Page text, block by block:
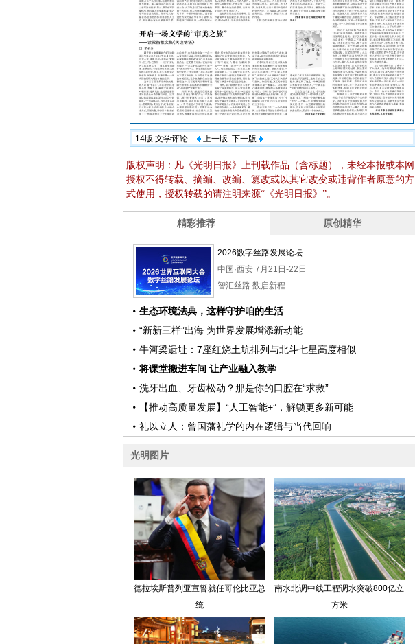
14版:文学评论 上一版 下一版
版权声明：凡《光明日报》上刊载作品（含标题），未经本报或本网
授权不得转载、摘编、改编、篡改或以其它改变或违背作者原意的方
式使用，授权转载的请注明来源“《光明日报》”。